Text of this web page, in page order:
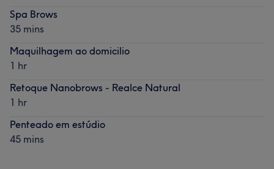
Spa Brows
35 mins
Maquilhagem ao domicilio
1 hr
Retoque Nanobrows - Realce Natural
1 hr
Penteado em estúdio
45 mins